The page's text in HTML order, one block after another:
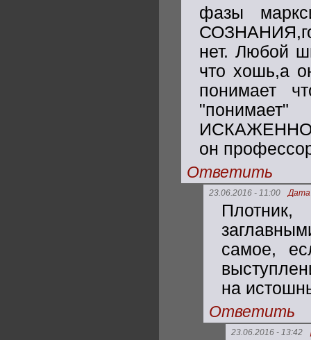
фазы
нет. Любой
что хошь,а
понимает
он
Ответить
23.06.2016 - 11:00 Дата
самое,
на
Ответить
23.06.2016 - 13:42